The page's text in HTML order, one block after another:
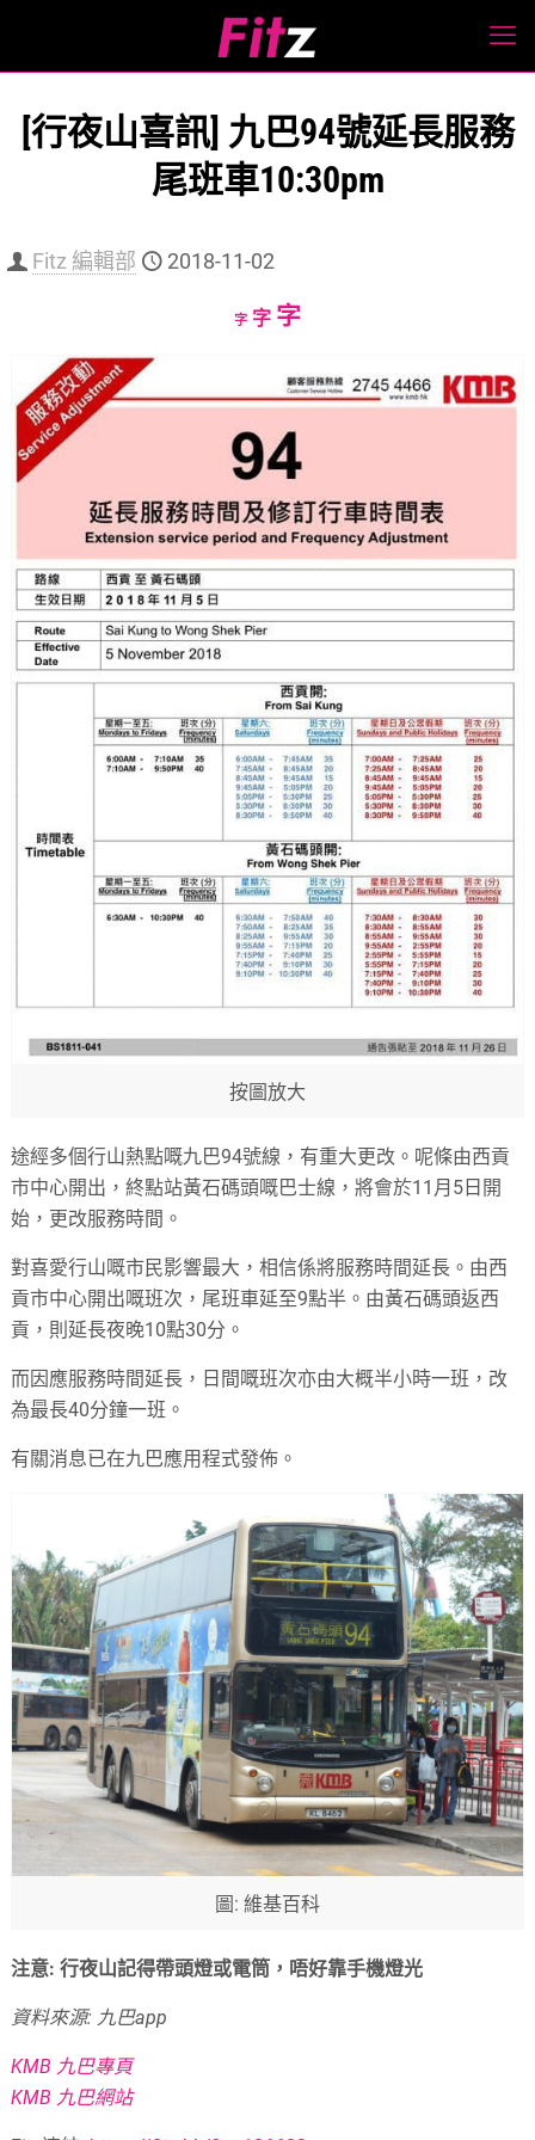
[行夜山喜訊] 九巴94號延長服務
尾班車10:30pm
Fitz 編輯部 2018-11-02
字Decrease
字Reset
size.
字Increase
size.
按圖放大
途經多個行山熱點嘅九巴94號線，有重大更改。呢條由西貢
市中心開出，終點站黃石碼頭嘅巴士線，將會於11月5日開
始，更改服務時間。
對喜愛行山嘅市民影響最大，相信係將服務時間延長。由西
貢市中心開出嘅班次，尾班車延至9點半。由黃石碼頭返西
貢，則延長夜晚10點30分。
而因應服務時間延長，日間嘅班次亦由大概半小時一班，改
為最長40分鐘一班。
有關消息已在九巴應用程式發佈。
圖: 維基百科
注意: 行夜山記得帶頭燈或電筒，唔好靠手機燈光
資料來源: 九巴app
KMB 九巴專頁
KMB 九巴網站